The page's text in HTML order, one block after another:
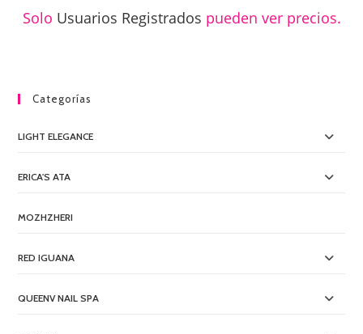
Solo Usuarios Registrados pueden ver precios.
Categorías
LIGHT ELEGANCE
ERICA'S ATA
MOZHZHERI
RED IGUANA
QUEENV NAIL SPA